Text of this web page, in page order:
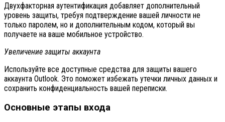
Двухфакторная аутентификация добавляет дополнительный
уровень защиты, требуя подтверждение вашей личности не
только паролем, но и дополнительным кодом, который вы
получаете на ваше мобильное устройство.
Увеличение защиты аккаунта
Используйте все доступные средства для защиты вашего
аккаунта Outlook. Это поможет избежать утечки личных данных и
сохранить конфиденциальность вашей переписки.
Основные этапы входа